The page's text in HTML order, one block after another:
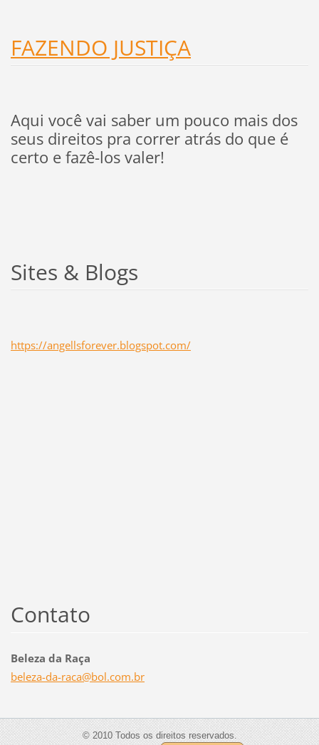
FAZENDO JUSTIÇA
Aqui você vai saber um pouco mais dos
seus direitos pra correr atrás do que é
certo e fazê-los valer!
Sites & Blogs
https://angellsforever.blogspot.com/
Contato
Beleza da Raça
beleza-da-raca@bol.com.br
© 2010 Todos os direitos reservados.